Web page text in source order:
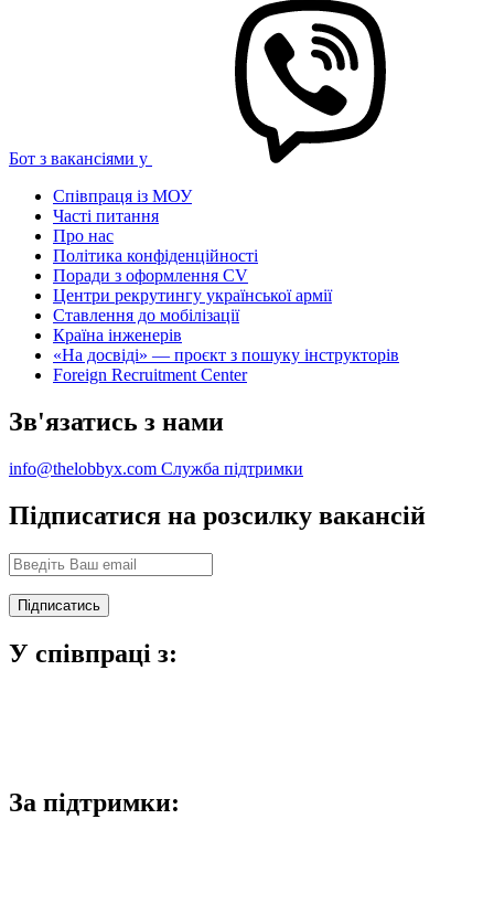
Бот з вакансіями у
Співпраця із МОУ
Часті питання
Про нас
Політика конфіденційності
Поради з оформлення CV
Центри рекрутингу української армії
Ставлення до мобілізації
Країна інженерів
«На досвіді» — проєкт з пошуку інструкторів
Foreign Recruitment Center
Зв'язатись з нами
info@thelobbyx.com Служба підтримки
Підписатися на розсилку вакансій
У співпраці з:
За підтримки: